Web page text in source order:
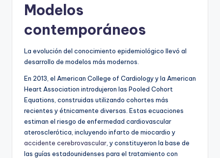
Modelos
contemporáneos
La evolución del conocimiento epidemiológico llevó al
desarrollo de modelos más modernos.
En 2013, el American College of Cardiology y la American
Heart Association introdujeron las Pooled Cohort
Equations, construidas utilizando cohortes más
recientes y étnicamente diversas. Estas ecuaciones
estiman el riesgo de enfermedad cardiovascular
aterosclerótica, incluyendo infarto de miocardio y
accidente cerebrovascular , y constituyeron la base de
las guías estadounidenses para el tratamiento con